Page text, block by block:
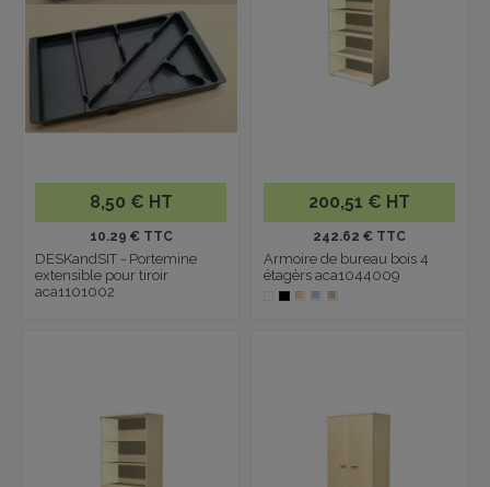
8,50 € HT
10.29 € TTC
DESKandSIT - Portemine
extensible pour tiroir
aca1101002
200,51 € HT
242.62 € TTC
Armoire de bureau bois 4
étagèrs aca1044009